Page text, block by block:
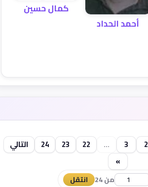
أحمد الحداد
كمال حسين
2
3
...
22
23
24
التالي
»
من 24 انتقل